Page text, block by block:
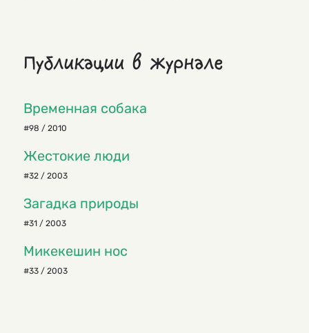
Публикации в журнале
Временная собака
#98 / 2010
Жестокие люди
#32 / 2003
Загадка природы
#31 / 2003
Микекешин нос
#33 / 2003